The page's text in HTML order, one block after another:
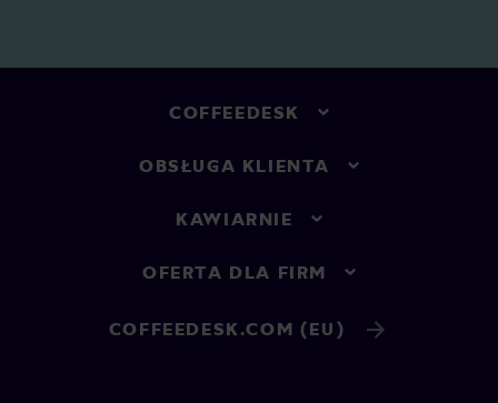
COFFEEDESK
OBSŁUGA KLIENTA
KAWIARNIE
OFERTA DLA FIRM
COFFEEDESK.COM (EU)